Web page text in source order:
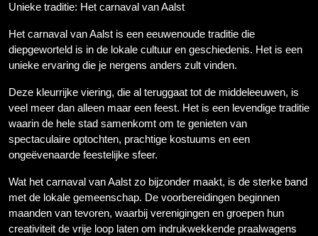
Unieke traditie: Het carnaval van Aalst
Het carnaval van Aalst is een eeuwenoude traditie die
diepgeworteld is in de lokale cultuur en geschiedenis. Het is een
unieke ervaring die je nergens anders zult vinden.
Deze kleurrijke viering, die al teruggaat tot de middeleeuwen, is
veel meer dan alleen maar een feest. Het is een levendige traditie
waarin de hele stad samenkomt om te genieten van
spectaculaire optochten, prachtige kostuums en een
ongeëvenaarde feestelijke sfeer.
Wat het carnaval van Aalst zo bijzonder maakt, is de sterke band
met de lokale gemeenschap. De voorbereidingen beginnen
maanden van tevoren, waarbij verenigingen en groepen hun
creativiteit de vrije loop laten om indrukwekkende praalwagens